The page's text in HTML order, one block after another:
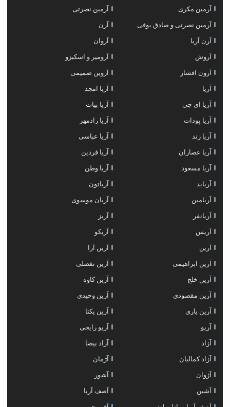
آرمین مکری آرمین نصرتی
آرمین نصرتی و صادق بوقی آرن
آرن آریا آروان
آروش آرومیر و اسکیزو
آرون افشار آروین صمیمی
آریا آریا امجد
آریا ای جی آریا بیات
آریا پودات آریا رادمهر
آریا زند آریا عباسی
آریا عصاران آریا فردین
آریا مسعود آریا وطن
آریابد آریاتون
آریامین آریان موسوی
آریانفر آریز
آریس آریکو
آرین آرین آرا
آرین ابراهیمی آرین تفضلی
آرین خلج آرین کاوه
آرین مقصودی آرین وحیدی
آرین یاری آرین یکتا
آریو آریو رایجی
آزاد آزاد بیضا
آزاد کمالیان آژمان
آژوان آشور
آشین آصف آریا